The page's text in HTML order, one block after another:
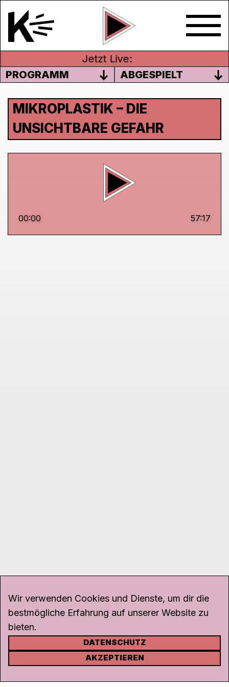
Jetzt Live:
PROGRAMM
ABGESPIELT
MIKROPLASTIK – DIE
UNSICHTBARE GEFAHR
00:00 57:17
KONTAKT
Wir verwenden Cookies und Dienste, um dir die
bestmögliche Erfahrung auf unserer Website zu
bieten.
DATENSCHUTZ
AKZEPTIEREN